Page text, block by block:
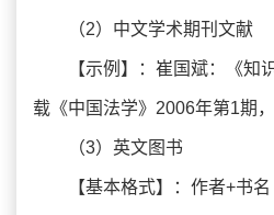
（2）中文学术期刊文献
【示例】：崔国斌：《知
载《中国法学》2006年第1期，
（3）英文图书
【基本格式】：作者+书